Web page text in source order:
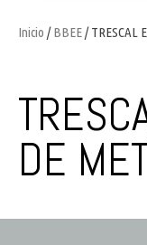
Inicio /BBEE/ TRESCAL
DE